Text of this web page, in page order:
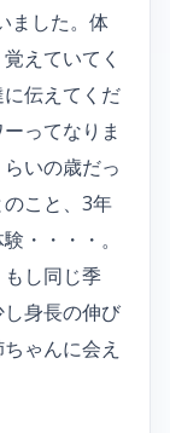
ました。体
えていてく
伝えてくだ
ってなりま
いの歳だっ
こと、3年
・・・・。
し同じ季
身長の伸び
ゃんに会え